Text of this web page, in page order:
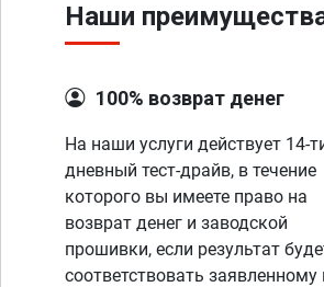
Наши
100% возврат денег
На наши услуги действует 14-
дневный тест-драйв, в течение
которого вы имеете право на
возврат денег и заводской
прошивки, если результат
соответствовать заявленному